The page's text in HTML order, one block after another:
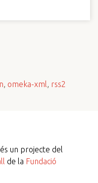
, omeka-xml, rss2
un projecte del
de la Fundació